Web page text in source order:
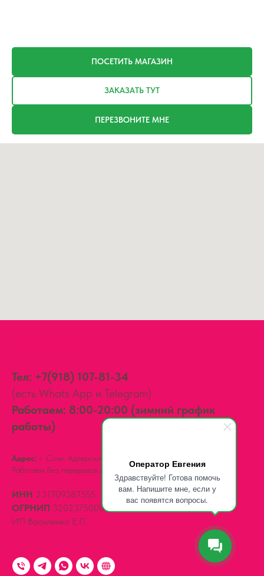
Оператор Евгения
Здравствуйте! Готова помочь
вам. Напишите мне, если у
вас появятся вопросы.
ПОСЕТИТЬ МАГАЗИН
ЗАКАЗАТЬ ТУТ
ПЕРЕЗВОНИТЕ МНЕ
Тел: +7(918) 107-81-34
(есть Whats App и Telegram)
Работаем: 8:00-20:00 (зимний график
работы)
Адрес: г. Сочи, Адлерский район,
Работаем без перерывов и выходных.
ИНН 231709387555
ОГРНИП 320237500061539
ИП Василенко Е.П.